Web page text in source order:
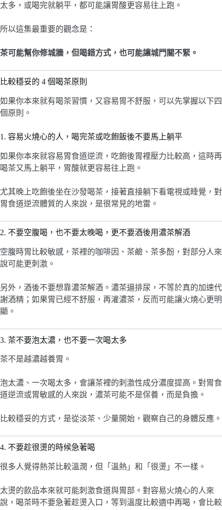
太多，或喝完就躺平，都可能讓胃酸更容易往上跑。
所以這集最重要的觀念是：
茶可能幫你修城牆，但喝錯方式，也可能讓城門關不緊。
比較穩妥的 4 個喝茶原則
如果你本來就有喝茶習慣，又容易胃不舒服，可以先掌握以下四
個原則。
1. 容易火燒心的人，喝完茶或吃飽飯後不要馬上躺平
如果你本來就容易胃食道逆流，吃飽後胃裡壓力比較高，這時再
喝茶又馬上躺平，胃酸就更容易往上跑。
尤其晚上吃飽後坐在沙發喝茶，接著直接躺下看電視或睡覺，對
胃食道逆流體質的人來說，是很常見的地雷。
2. 不要空腹喝，也不要太晚喝，更不要酒後用濃茶解酒
空腹時胃比較敏感，茶裡的咖啡因、茶鹼、茶多酚，對部分人來
說可能更刺激。
另外，酒後不要想靠濃茶解酒。濃茶逼排尿，不等於真的加速代
謝酒精；如果胃已經不舒服，再灌濃茶，反而可能讓火燒心更明
顯。
3. 茶不要泡太濃，也不要一次喝太多
茶不是越濃越養胃。
泡太濃、一次喝太多，會讓茶裡的刺激性成分濃度提高。對胃食
道逆流或胃敏感的人來說，濃茶可能不是保養，而是負擔。
比較穩妥的方式，是從淡茶、少量開始，觀察自己的身體反應。
4. 不要趁很燙的時候急著喝
很多人覺得熱茶比較溫潤，但「溫熱」和「很燙」不一樣。
太燙的飲品本來就可能刺激食道與胃部。對容易火燒心的人來
說，喝茶時不要急著趁燙入口，等到溫度比較適中再喝，會比較